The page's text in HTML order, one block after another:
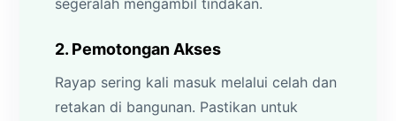
2. Pemotongan Akses
Rayap sering kali masuk melalui celah dan
retakan di bangunan. Pastikan untuk